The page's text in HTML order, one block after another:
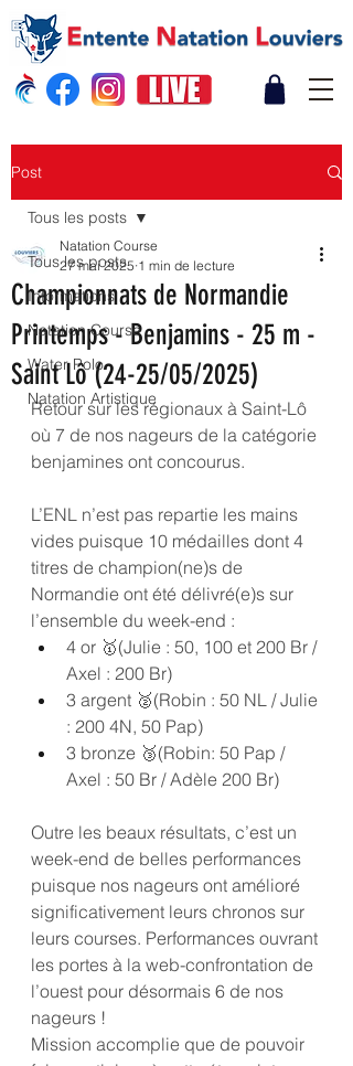
Post
Tous les posts
Informations
Natation Course
Water Polo
Natation Artistique
Tous les posts
Championnats de Normandie
Printemps - Benjamins - 25 m -
Saint Lô (24-25/05/2025)
Natation Course
27 mai 2025 1 min de lecture
Retour sur les régionaux à Saint-Lô
où 7 de nos nageurs de la catégorie
benjamines ont concourus.
L’ENL n’est pas repartie les mains
vides puisque 10 médailles dont 4
titres de champion(ne)s de
Normandie ont été délivré(e)s sur
l’ensemble du week-end :
4 or 🥇(Julie : 50, 100 et 200 Br /
Axel : 200 Br)
3 argent 🥈(Robin : 50 NL / Julie
: 200 4N, 50 Pap)
3 bronze 🥉(Robin: 50 Pap /
Axel : 50 Br / Adèle 200 Br)
Outre les beaux résultats, c’est un
week-end de belles performances
puisque nos nageurs ont amélioré
significativement leurs chronos sur
leurs courses. Performances ouvrant
les portes à la web-confrontation de
l’ouest pour désormais 6 de nos
nageurs !
Mission accomplie que de pouvoir